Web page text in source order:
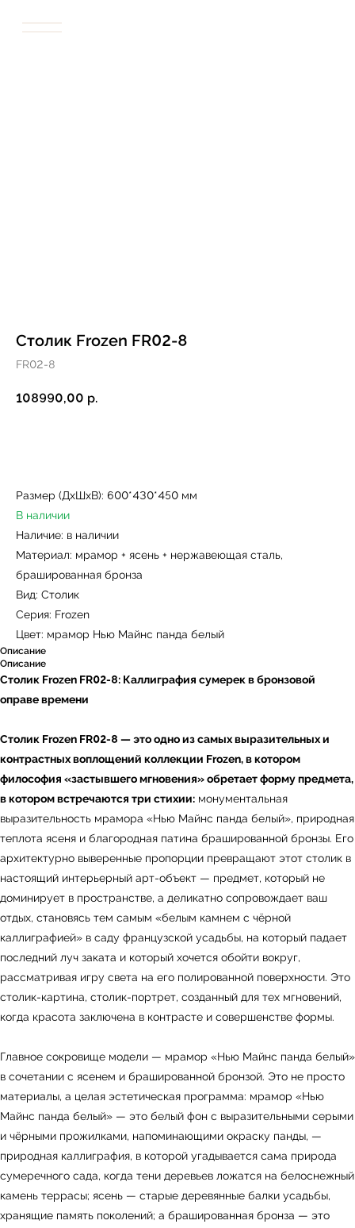
Столик Frozen FR02-8
FR02-8
108990,00 р.
Размер (ДxШxВ): 600*430*450 мм
В наличии
Наличие: в наличии
Материал: мрамор + ясень + нержавеющая сталь,
брашированная бронза
Вид: Столик
Серия: Frozen
Цвет: мрамор Нью Майнс панда белый
Описание
Описание
Столик Frozen FR02-8: Каллиграфия сумерек в бронзовой
оправе времени
Столик Frozen FR02-8 — это одно из самых выразительных и
контрастных воплощений коллекции Frozen, в котором
философия «застывшего мгновения» обретает форму предмета,
в котором встречаются три стихии: монументальная
выразительность мрамора «Нью Майнс панда белый», природная
теплота ясеня и благородная патина брашированной бронзы. Его
архитектурно выверенные пропорции превращают этот столик в
настоящий интерьерный арт-объект — предмет, который не
доминирует в пространстве, а деликатно сопровождает ваш
отдых, становясь тем самым «белым камнем с чёрной
каллиграфией» в саду французской усадьбы, на который падает
последний луч заката и который хочется обойти вокруг,
рассматривая игру света на его полированной поверхности. Это
столик-картина, столик-портрет, созданный для тех мгновений,
когда красота заключена в контрасте и совершенстве формы.
Главное сокровище модели — мрамор «Нью Майнс панда белый»
в сочетании с ясенем и брашированной бронзой. Это не просто
материалы, а целая эстетическая программа: мрамор «Нью
Майнс панда белый» — это белый фон с выразительными серыми
и чёрными прожилками, напоминающими окраску панды, —
природная каллиграфия, в которой угадывается сама природа
сумеречного сада, когда тени деревьев ложатся на белоснежный
камень террасы; ясень — старые деревянные балки усадьбы,
хранящие память поколений; а брашированная бронза — это